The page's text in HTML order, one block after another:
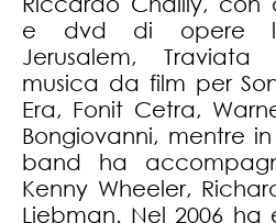
e dvd di opere
Jerusalem,
musica da film per
Era, Fonit Cetra,
Bongiovanni, mentre
band ha
Kenny Wheeler,
Liebman. Nel 2006